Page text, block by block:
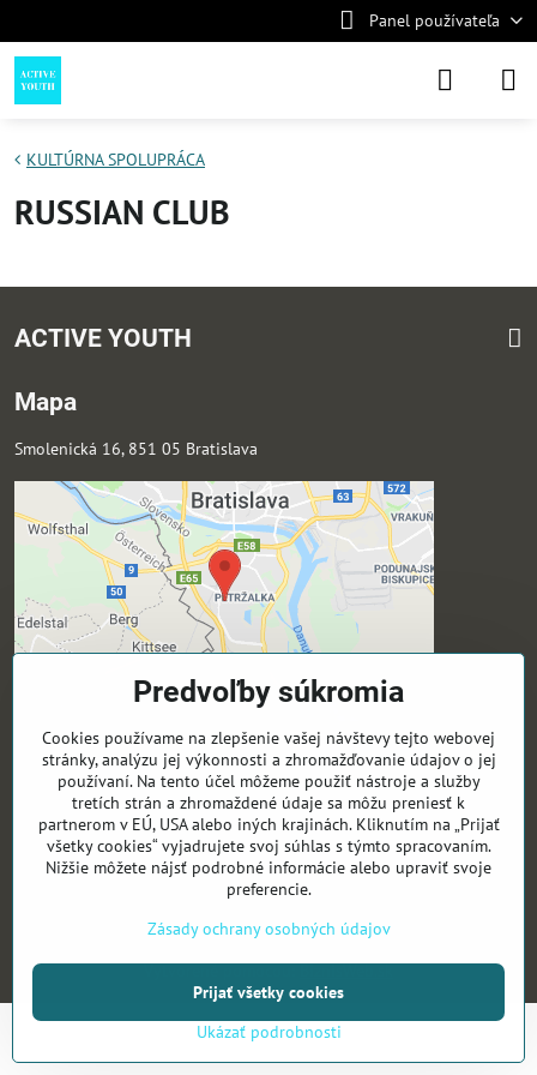
Panel používateľa
KULTÚRNA SPOLUPRÁCA
RUSSIAN CLUB
ACTIVE YOUTH
Mapa
Smolenická 16, 851 05 Bratislava
Sledujte nás
Activeyouthsk -Fb
Activeyouthsk -Ig
2026
Copyright
Predvoľby súkromia
Zásady ochrany osobných údajov
Vytvorené pomocou:BiznisWeb.sk
Predvoľby súkromia
Cookies používame na zlepšenie vašej návštevy tejto webovej
stránky, analýzu jej výkonnosti a zhromažďovanie údajov o jej
používaní. Na tento účel môžeme použiť nástroje a služby
tretích strán a zhromaždené údaje sa môžu preniesť k
partnerom v EÚ, USA alebo iných krajinách. Kliknutím na „Prijať
všetky cookies“ vyjadrujete svoj súhlas s týmto spracovaním.
Nižšie môžete nájsť podrobné informácie alebo upraviť svoje
preferencie.
Zásady ochrany osobných údajov
Ukázať podrobnosti
Prijať všetky cookies